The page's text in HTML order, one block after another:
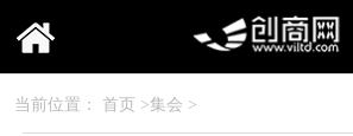
当前位置： 首页 >集会 >